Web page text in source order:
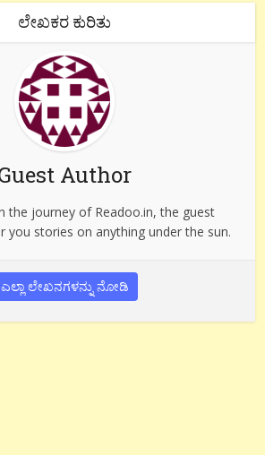
ಲೇಖಕರ ಕುರಿತು
Author
the journey of Readoo.in, the guest
you stories on anything under the sun.
ಎಲ್ಲಾ ಲೇಖನಗಳನ್ನು ನೋಡಿ